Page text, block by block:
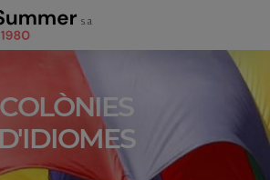
COLÒNIES
D'IDIOMES